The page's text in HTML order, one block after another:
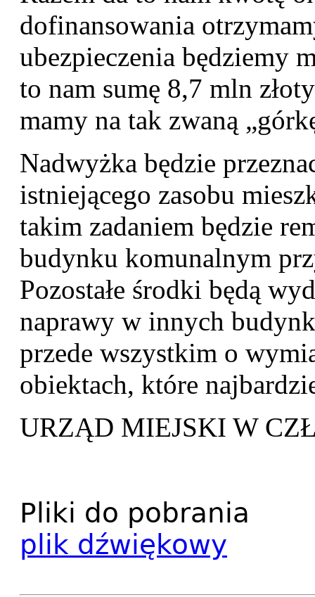
dofinansowania
ubezpieczenia będziemy
to nam sumę 8,7 mln
mamy na tak zwaną
Nadwyżka będzie
istniejącego zasobu
takim zadaniem będzie
budynku komunalnym
Pozostałe środki będą
naprawy w innych
przede wszystkim o
obiektach, które
URZĄD MIEJSKI W
Pliki do pobrania
plik dźwiękowy